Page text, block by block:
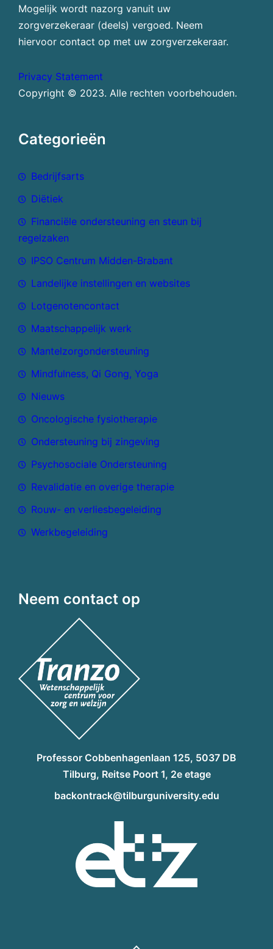
Mogelijk wordt nazorg vanuit uw
zorgverzekeraar (deels) vergoed. Neem
hiervoor contact op met uw zorgverzekeraar.
Privacy Statement
Copyright © 2023. Alle rechten voorbehouden.
Categorieën
Bedrijfsarts
Diëtiek
Financiële ondersteuning en steun bij
regelzaken
IPSO Centrum Midden-Brabant
Landelijke instellingen en websites
Lotgenotencontact
Maatschappelijk werk
Mantelzorgondersteuning
Mindfulness, Qi Gong, Yoga
Nieuws
Oncologische fysiotherapie
Ondersteuning bij zingeving
Psychosociale Ondersteuning
Revalidatie en overige therapie
Rouw- en verliesbegeleiding
Werkbegeleiding
Neem contact op
Professor Cobbenhagenlaan 125, 5037 DB
Tilburg, Reitse Poort 1, 2e etage
backontrack@tilburguniversity.edu